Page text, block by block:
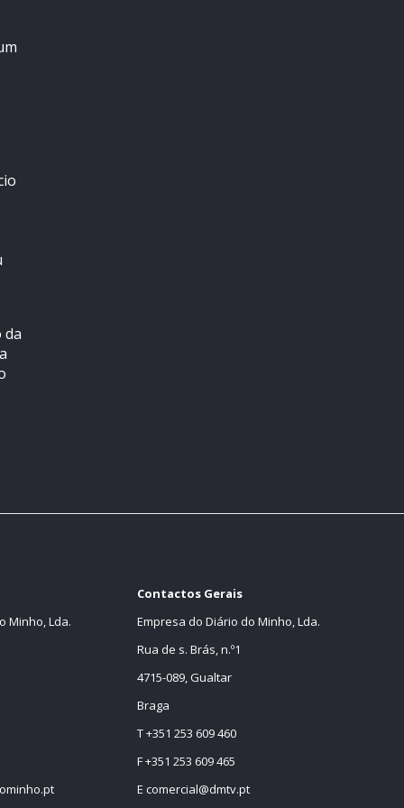
da
Minho, Lda.
Contactos Gerais
Empresa do Diário do Minho, Lda.
Rua de s. Brás, n.º1
4715-089, Gualtar
Braga
T +351 253 609 460
F +351 253 609 465
E comercial@dmtv.pt